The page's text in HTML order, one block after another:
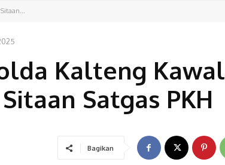
Kalteng Kawal
Satgas PKH
Bagikan